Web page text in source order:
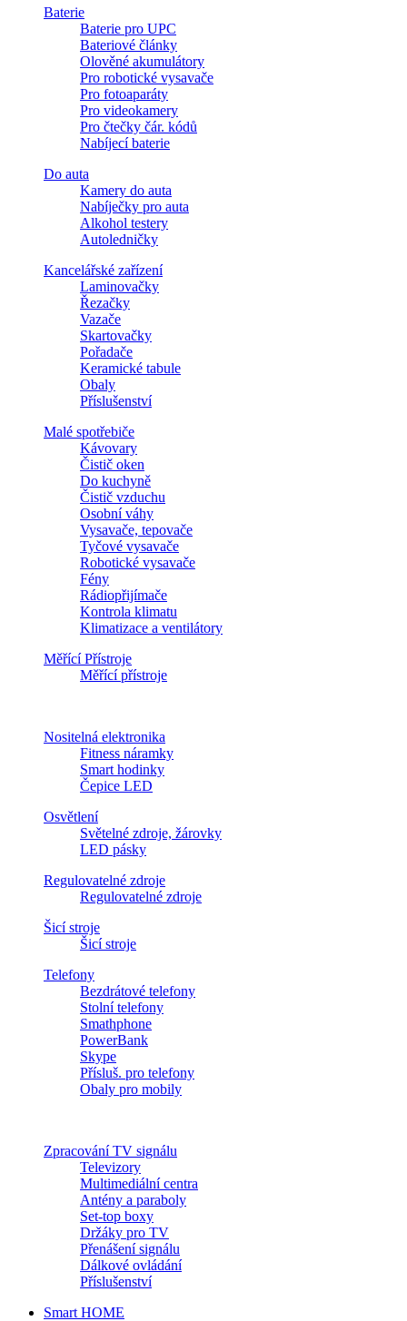
Baterie
Baterie pro UPC
Bateriové články
Olověné akumulátory
Pro robotické vysavače
Pro fotoaparáty
Pro videokamery
Pro čtečky čár. kódů
Nabíjecí baterie
Do auta
Kamery do auta
Nabíječky pro auta
Alkohol testery
Autoledničky
Kancelářské zařízení
Laminovačky
Řezačky
Vazače
Skartovačky
Pořadače
Keramické tabule
Obaly
Příslušenství
Malé spotřebiče
Kávovary
Čistič oken
Do kuchyně
Čistič vzduchu
Osobní váhy
Vysavače, tepovače
Tyčové vysavače
Robotické vysavače
Fény
Rádiopřijímače
Kontrola klimatu
Klimatizace a ventilátory
Měřící Přístroje
Měřící přístroje
Nositelná elektronika
Fitness náramky
Smart hodinky
Čepice LED
Osvětlení
Světelné zdroje, žárovky
LED pásky
Regulovatelné zdroje
Regulovatelné zdroje
Šicí stroje
Šicí stroje
Telefony
Bezdrátové telefony
Stolní telefony
Smathphone
PowerBank
Skype
Přísluš. pro telefony
Obaly pro mobily
Zpracování TV signálu
Televizory
Multimediální centra
Antény a paraboly
Set-top boxy
Držáky pro TV
Přenášení signálu
Dálkové ovládání
Příslušenství
Smart HOME